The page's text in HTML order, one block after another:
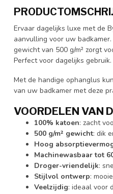
Ervaar dagelijks luxe met de
aanvulling voor uw
gewicht van 500 g/m² zorgt
Perfect voor dagelijks gebruik.
Met de handige ophanglus
van uw badkamer met deze
VOORDELEN VAN
100% katoen: zacht
500 g/m² gewicht: dik
Hoog
Machinewasbaar tot
Droger-vriendelijk:
Stijlvol ontwerp:
Veelzijdig: ideaal voor